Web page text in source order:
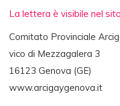
La lettera è visibile nel
Comitato Provinciale
vico di Mezzagalera 3
16123 Genova (GE)
www.arcigaygenova.it